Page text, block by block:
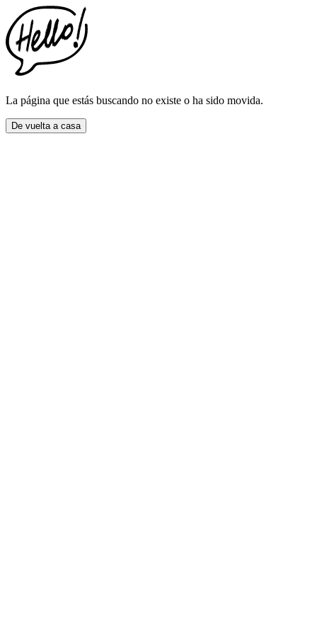
La página que estás buscando no existe o ha sido movida.
De vuelta a casa